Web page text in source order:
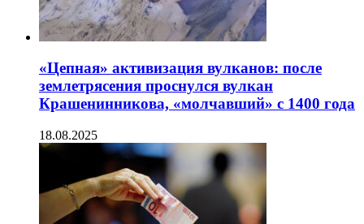
«Цепная» активизация вулканов: после
землетрясения проснулся вулкан
Крашенинникова, «молчавший» с 1400 года
18.08.2025